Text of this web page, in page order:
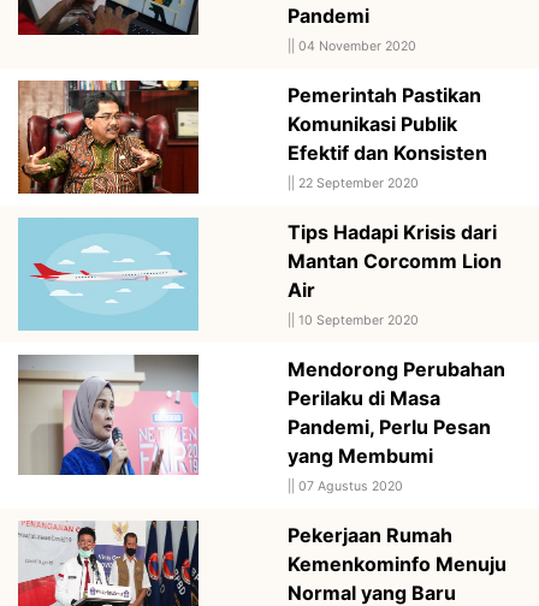
Pandemi
04 November 2020
Pemerintah Pastikan
Komunikasi Publik
Efektif dan Konsisten
22 September 2020
Tips Hadapi Krisis dari
Mantan Corcomm Lion
Air
10 September 2020
Mendorong Perubahan
Perilaku di Masa
Pandemi, Perlu Pesan
yang Membumi
07 Agustus 2020
Pekerjaan Rumah
Kemenkominfo Menuju
Normal yang Baru